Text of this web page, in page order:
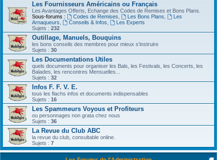
Les Fournisseurs Américains ou Français
Les Avantages Offerts, Echange des Codes de Remises et Bons Plans.
Sous-forums :
Codes de Remises Les Bons Plans
Les
Arnaqueurs
Conseils & Infos
Les Experts
Sujets : 232
Outillage, Manuels, Bouquins
les bons conseils des membres pour mieux s'instruire
Sujets : 30
Les Documentations Utiles
quels documents pour organiser les Bals, les Festivals, les Concerts, les
Balades, les rencontres Mensuelles...
Sujets : 32
Infos F. F. V. E.
tous les flachs infos et documents indispensables
Sujets : 16
Les Spammeurs Voyous et Profiteurs
ou personnages non grata chez nous
Sujets : 36
La Revue du Club ABC
la revue du club, consultable online.
Sujets : 7